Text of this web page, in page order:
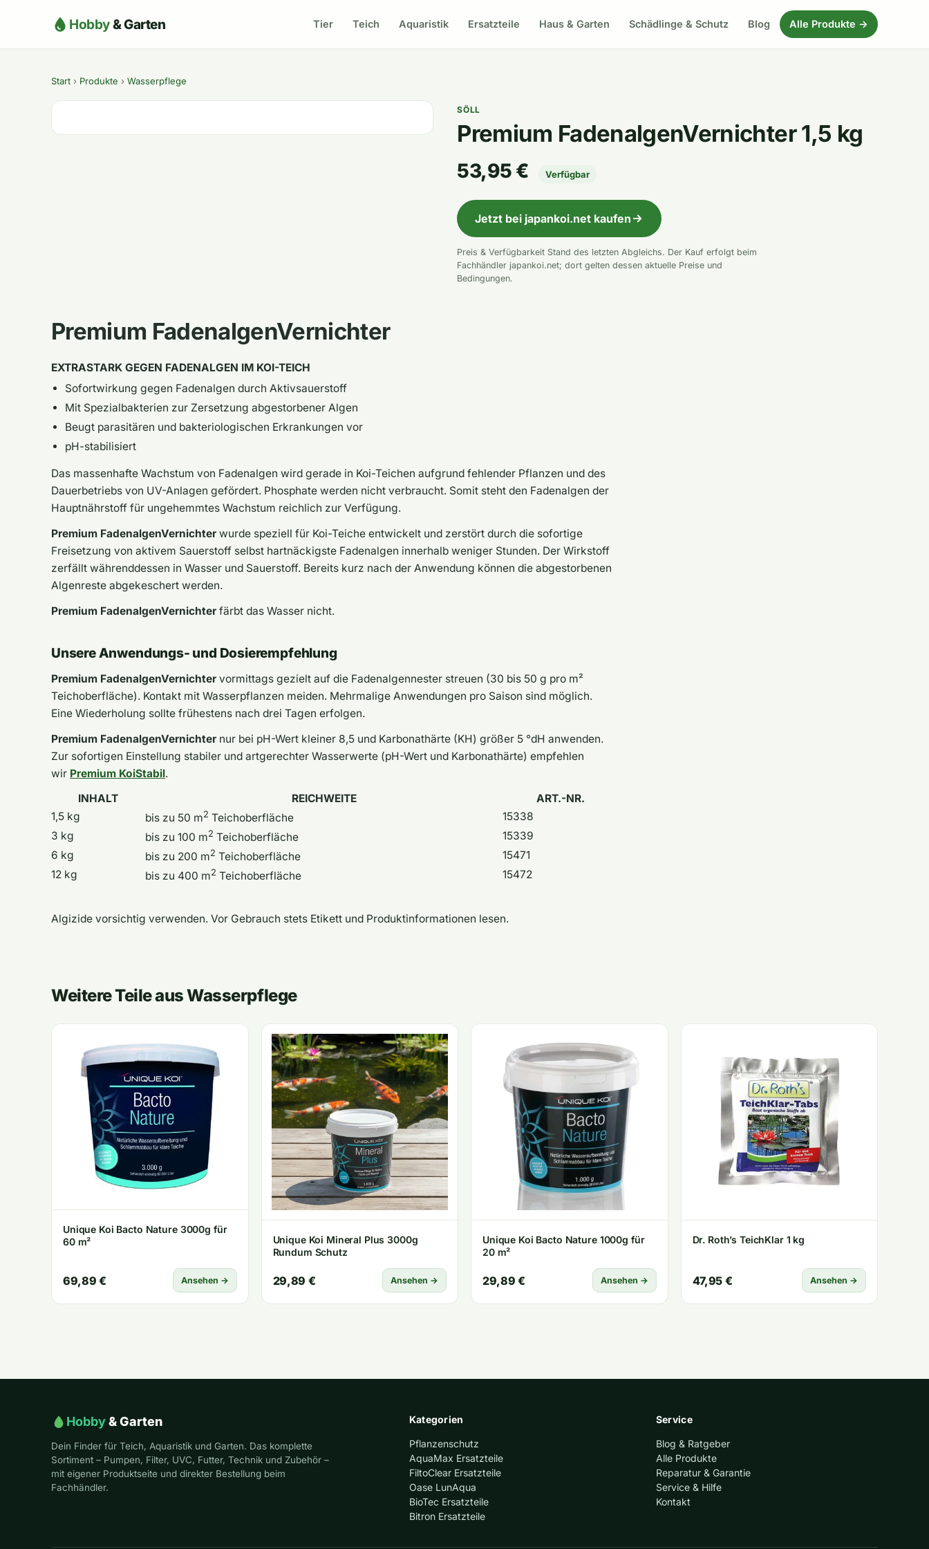
Hobby& Garten Tier Teich Aquaristik Ersatzteile Haus & Garten Schädlinge & Schutz Blog Alle Produkte →
Start › Produkte › Wasserpflege
SÖLL
Premium FadenalgenVernichter 1,5 kg
53,95 € Verfügbar
Jetzt bei japankoi.net kaufen
Preis & Verfügbarkeit Stand des letzten Abgleichs. Der Kauf erfolgt beim
Fachhändler japankoi.net; dort gelten dessen aktuelle Preise und
Bedingungen.
Premium FadenalgenVernichter
EXTRASTARK GEGEN FADENALGEN IM KOI-TEICH
Sofortwirkung gegen Fadenalgen durch Aktivsauerstoff
Mit Spezialbakterien zur Zersetzung abgestorbener Algen
Beugt parasitären und bakteriologischen Erkrankungen vor
pH-stabilisiert
Das massenhafte Wachstum von Fadenalgen wird gerade in Koi-Teichen aufgrund fehlender Pflanzen und des
Dauerbetriebs von UV-Anlagen gefördert. Phosphate werden nicht verbraucht. Somit steht den Fadenalgen der
Hauptnährstoff für ungehemmtes Wachstum reichlich zur Verfügung.
Premium FadenalgenVernichter wurde speziell für Koi-Teiche entwickelt und zerstört durch die sofortige
Freisetzung von aktivem Sauerstoff selbst hartnäckigste Fadenalgen innerhalb weniger Stunden. Der Wirkstoff
zerfällt währenddessen in Wasser und Sauerstoff. Bereits kurz nach der Anwendung können die abgestorbenen
Algenreste abgekeschert werden.
Premium FadenalgenVernichter färbt das Wasser nicht.
Unsere Anwendungs- und Dosierempfehlung
Premium FadenalgenVernichter vormittags gezielt auf die Fadenalgennester streuen (30 bis 50 g pro m²
Teichoberfläche). Kontakt mit Wasserpflanzen meiden. Mehrmalige Anwendungen pro Saison sind möglich.
Eine Wiederholung sollte frühestens nach drei Tagen erfolgen.
Premium FadenalgenVernichter nur bei pH-Wert kleiner 8,5 und Karbonathärte (KH) größer 5 °dH anwenden.
Zur sofortigen Einstellung stabiler und artgerechter Wasserwerte (pH-Wert und Karbonathärte) empfehlen
wir Premium KoiStabil.
INHALT
REICHWEITE
ART.-NR.
1,5 kg
bis zu 50 m2 Teichoberfläche
15338
3 kg
bis zu 100 m2 Teichoberfläche
15339
6 kg
bis zu 200 m2 Teichoberfläche
15471
12 kg
bis zu 400 m2 Teichoberfläche 15472
Algizide vorsichtig verwenden. Vor Gebrauch stets Etikett und Produktinformationen lesen.
Weitere Teile aus Wasserpflege
Unique Koi Bacto Nature 3000g für
60 m²
69,89 € Ansehen →
Unique Koi Mineral Plus 3000g
Rundum Schutz
29,89 € Ansehen →
Unique Koi Bacto Nature 1000g für
20 m²
29,89 € Ansehen →
Dr. Roth’s TeichKlar 1 kg
47,95 € Ansehen →
Hobby& Garten
Dein Finder für Teich, Aquaristik und Garten. Das komplette
Sortiment – Pumpen, Filter, UVC, Futter, Technik und Zubehör –
mit eigener Produktseite und direkter Bestellung beim
Fachhändler.
Kategorien
Pflanzenschutz
AquaMax Ersatzteile
FiltoClear Ersatzteile
Oase LunAqua
BioTec Ersatzteile
Bitron Ersatzteile
Service
Blog & Ratgeber
Alle Produkte
Reparatur & Garantie
Service & Hilfe
Kontakt